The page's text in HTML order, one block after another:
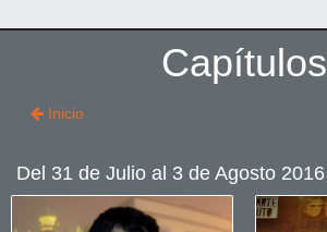
Capítulos
Inicio
Del 31 de Julio al 3 de Agosto 2016